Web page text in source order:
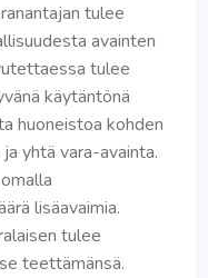
tulee
avainten
tulee
käytäntönä
huoneistoa kohden
yhtä vara-avainta.
lisäavaimia.
tulee
teettämänsä.